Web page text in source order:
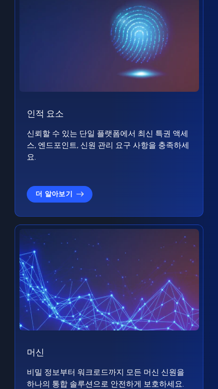
인적 요소
신뢰할 수 있는 단일 플랫폼에서 최신 특권 액세
스, 엔드포인트, 신원 관리 요구 사항을 충족하세
요.
더 알아보기
머신
비밀 정보부터 워크로드까지 모든 머신 신원을
하나의 통합 솔루션으로 안전하게 보호하세요.